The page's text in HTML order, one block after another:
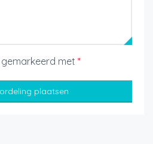
met *
plaatsen